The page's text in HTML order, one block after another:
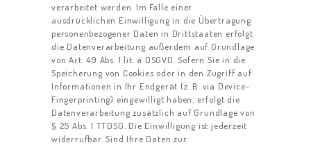
verarbeitet werden. Im Falle einer
ausdrücklichen Einwilligung in die Übertragung
personenbezogener Daten in Drittstaaten erfolgt
die Datenverarbeitung außerdem auf Grundlage
von Art. 49 Abs. 1 lit. a DSGVO. Sofern Sie in die
Speicherung von Cookies oder in den Zugriff auf
Informationen in Ihr Endgerät (z. B. via Device-
Fingerprinting) eingewilligt haben, erfolgt die
Datenverarbeitung zusätzlich auf Grundlage von
§ 25 Abs. 1 TTDSG. Die Einwilligung ist jederzeit
widerrufbar. Sind Ihre Daten zur